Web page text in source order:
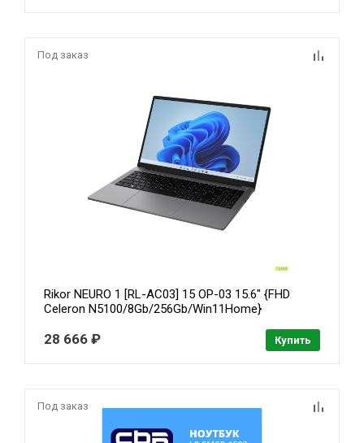
Под заказ
Rikor NEURO 1 [RL-AC03] 15 OP-03 15.6" {FHD
Celeron N5100/8Gb/256Gb/Win11Home}
28 666 ₽ Купить
Под заказ